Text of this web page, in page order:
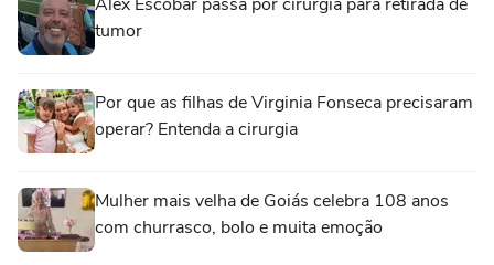
tumor
Por que as filhas de Virginia Fonseca precisaram
operar? Entenda a cirurgia
Mulher mais velha de Goiás celebra 108 anos
com churrasco, bolo e muita emoção